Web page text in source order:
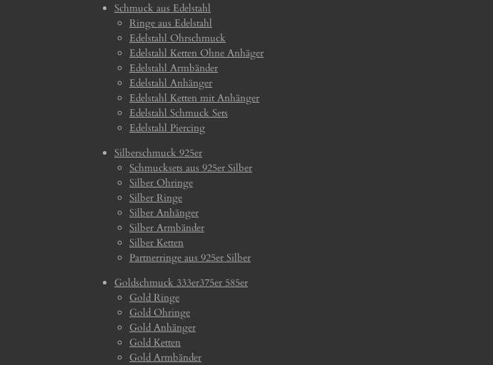
Schmuck aus Edelstahl
Ringe aus Edelstahl
Edelstahl Ohrschmuck
Edelstahl Ketten Ohne Anhäger
Edelstahl Armbänder
Edelstahl Anhänger
Edelstahl Ketten mit Anhänger
Edelstahl Schmuck Sets
Edelstahl Piercing
Silberschmuck 925er
Schmucksets aus 925er Silber
Silber Ohringe
Silber Ringe
Silber Anhänger
Silber Armbänder
Silber Ketten
Partnerringe aus 925er Silber
Goldschmuck 333er375er 585er
Gold Ringe
Gold Ohringe
Gold Anhänger
Gold Ketten
Gold Armbänder